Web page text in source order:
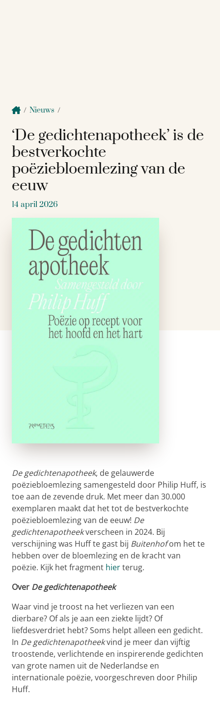
/ Nieuws /
‘De gedichtenapotheek’ is de
bestverkochte
poëziebloemlezing van de
eeuw
14 april 2026
De gedichtenapotheek, de gelauwerde
poëziebloemlezingsamengesteld door Philip Huff, is
toe aan de zevende druk. Met meer dan 30.000
exemplaren maakt dat het tot de bestverkochte
poëziebloemlezing van de eeuw! De
gedichtenapotheekverscheen in 2024. Bij
verschijning was Huff te gast bij Buitenhofom het te
hebben over de bloemlezing en de kracht van
poëzie. Kijk het fragment hierterug.
Over De gedichtenapotheek
Waar vind je troost na het verliezen van een
dierbare? Of als je aan een ziekte lijdt? Of
liefdesverdriet hebt? Soms helpt alleen een gedicht.
In De gedichtenapotheekvind je meer dan vijftig
troostende, verlichtende en inspirerende gedichten
van grote namen uit de Nederlandse en
internationale poëzie, voorgeschreven door Philip
Huff.